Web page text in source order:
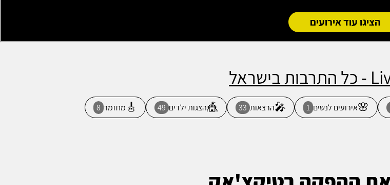
הציגו עוד אירועים
🌸אירועים לנשים 1
🎤הרצאות 33
🎪הצגות ילדים 49
🎸 מחזמר 8